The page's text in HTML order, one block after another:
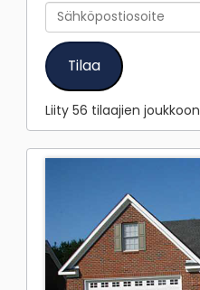
Sähköpostiosoite
Tilaa
Liity 56 tilaajien joukkoon